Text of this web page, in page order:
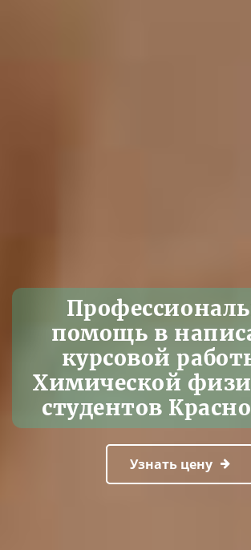
помощь в
курсовой
Химической
студентов
Узнать цену